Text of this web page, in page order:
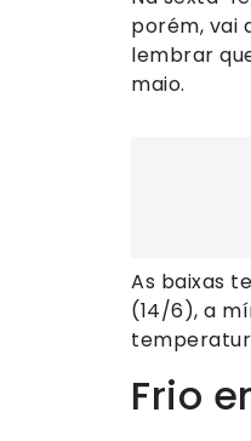
porém, vai
lembrar
maio.
As baixas
(14/6), a
Frio